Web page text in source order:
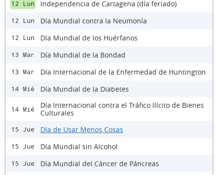
12 Lun Independencia de Cartagena (día feriado)
12 Lun Día Mundial contra la Neumonía
12 Lun Día Mundial de los Huérfanos
13 Mar Día Mundial de la Bondad
13 Mar Día Internacional de la Enfermedad de Huntington
14 Mié Día Mundial de la Diabetes
14 Mié
Día Internacional contra el Tráfico Ilícito de Bienes
Culturales
15 Jue Día de Usar Menos Cosas
15 Jue Día Mundial sin Alcohol
15 Jue Día Mundial del Cáncer de Páncreas